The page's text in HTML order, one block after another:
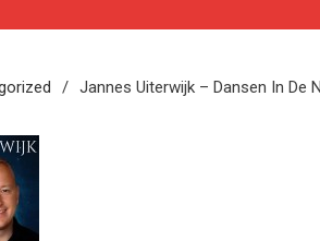
Jannes Uiterwijk – Dansen In De